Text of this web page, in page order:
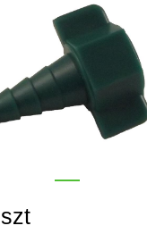
szt